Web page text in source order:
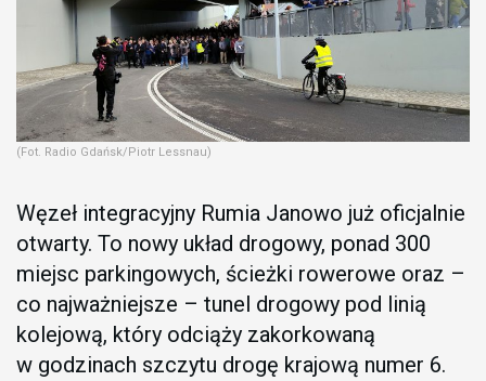
(Fot. Radio Gdańsk/Piotr Lessnau)
Węzeł integracyjny Rumia Janowo już oficjalnie
otwarty. To nowy układ drogowy, ponad 300
miejsc parkingowych, ścieżki rowerowe oraz –
co najważniejsze – tunel drogowy pod linią
kolejową, który odciąży zakorkowaną
w godzinach szczytu drogę krajową numer 6.